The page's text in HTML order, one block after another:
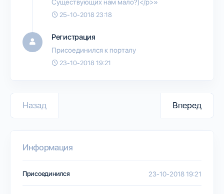
Существующих нам мало?)</p>»
25-10-2018 23:18
Регистрация
Присоединился к порталу
23-10-2018 19:21
Назад Вперед
Информация
Присоединился 23-10-2018 19:21